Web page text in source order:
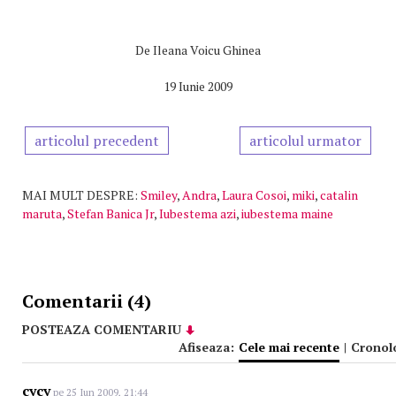
De Ileana Voicu Ghinea
19 Iunie 2009
articolul precedent articolul urmator
MAI MULT DESPRE: Smiley, Andra,Laura Cosoi, miki,catalin
maruta,Stefan Banica Jr,Iubestema azi,iubestema maine
Comentarii (4)
POSTEAZA COMENTARIU
Afiseaza: Cele mai recente |
cycype 25 Iun 2009, 21:44